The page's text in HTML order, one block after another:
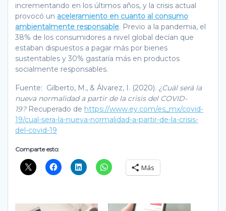
incrementando en los últimos años, y la crisis actual
provocó un aceleramiento en cuanto al consumo
ambientalmente responsable. Previo a la pandemia, el
38% de los consumidores a nivel global decían que
estaban dispuestos a pagar más por bienes
sustentables y 30% gastaría más en productos
socialmente responsables.
Fuente: Gilberto, M., & Álvarez, I. (2020). ¿Cuál será la
nueva normalidad a partir de la crisis del COVID-
19?Recuperado de https://www.ey.com/es_mx/covid-
19/cual-sera-la-nueva-normalidad-a-partir-de-la-crisis-
del-covid-19
Comparte esto:
Más